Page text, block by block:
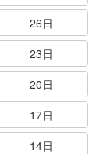
26日
23日
20日
17日
14日